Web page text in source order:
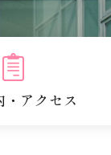
・アクセス